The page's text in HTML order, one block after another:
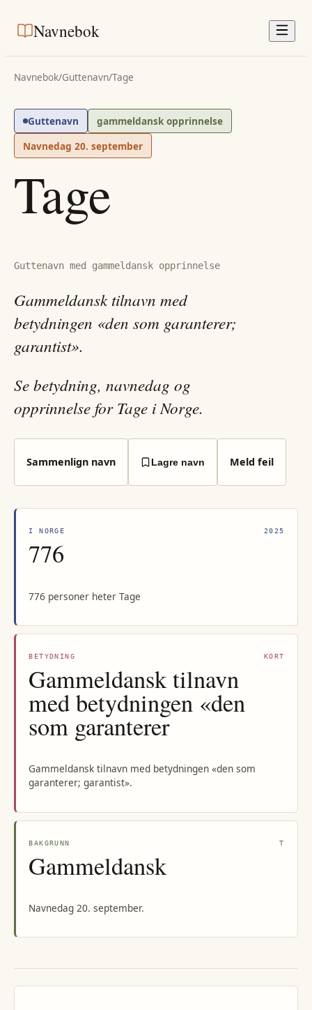
Navnebok
Navnebok/Guttenavn/Tage
Guttenavn
gammeldansk opprinnelse
Navnedag 20. september
Tage
Guttenavn med gammeldansk opprinnelse
Gammeldansk tilnavn med
betydningen «den som garanterer;
garantist».
Se betydning, navnedag og
opprinnelse for Tage i Norge.
Sammenlign navn Lagre navn Meld feil
I NORGE 2025
776
776 personer heter Tage
BETYDNING KORT
Gammeldansk tilnavn
med betydningen «den
som garanterer
Gammeldansk tilnavn med betydningen «den som
garanterer; garantist».
BAKGRUNN T
Gammeldansk
Navnedag 20. september.